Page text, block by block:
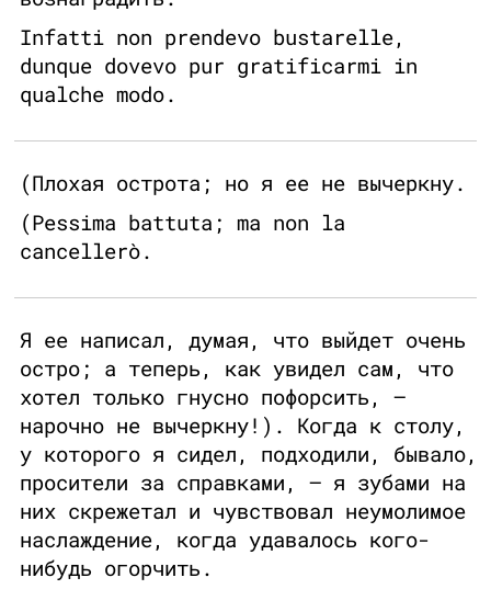
Infatti non prendevo bustarelle,
dunque dovevo pur gratificarmi in
qualche modo.
(Плохая острота; но я ее не вычеркну.
(Pessima battuta; ma non la
cancellerò.
Я ее написал, думая, что выйдет очень
остро; а теперь, как увидел сам, что
хотел только гнусно пофорсить, —
нарочно не вычеркну!). Когда к столу,
у которого я сидел, подходили, бывало,
просители за справками, — я зубами на
них скрежетал и чувствовал неумолимое
наслаждение, когда удавалось кого-
нибудь огорчить.